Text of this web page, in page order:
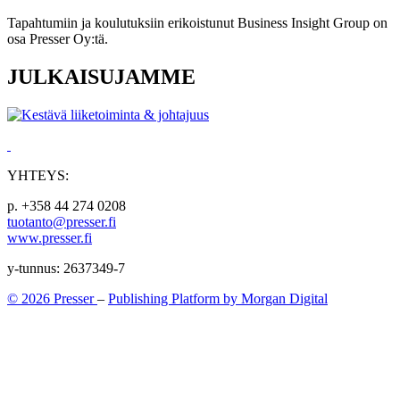
Tapahtumiin ja koulutuksiin erikoistunut Business Insight Group on
osa Presser Oy:tä.
JULKAISUJAMME
YHTEYS:
p. +358 44 274 0208
tuotanto@presser.fi
www.presser.fi
y-tunnus: 2637349-7
© 2026 Presser– Publishing Platform by Morgan Digital